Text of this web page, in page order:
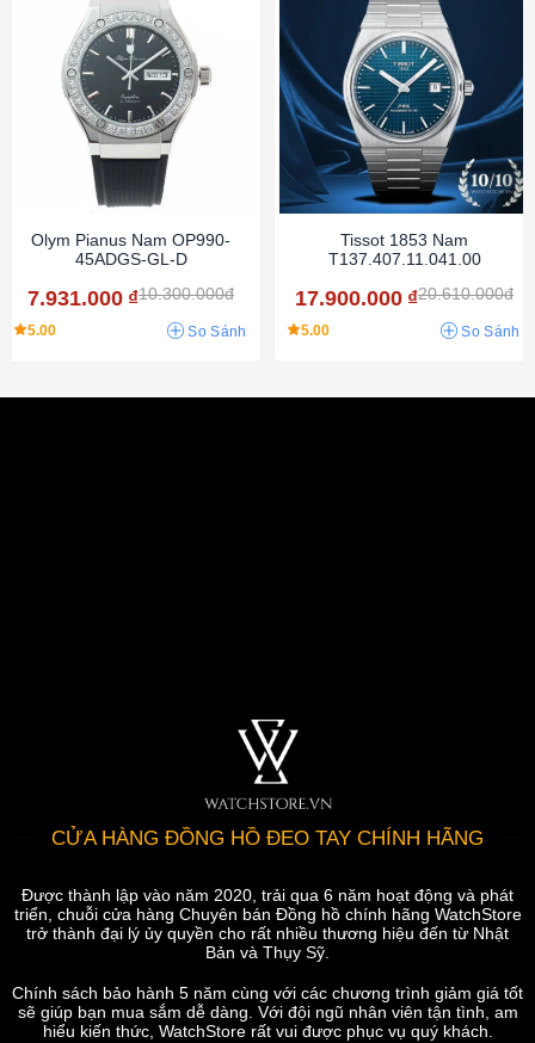
Olym Pianus Nam OP990-
45ADGS-GL-D
7.931.000 ₫10.300.000đ
5.00 So Sánh
Tissot 1853 Nam
T137.407.11.041.00
17.900.000 ₫20.610.000đ
5.00 So Sánh
CỬA HÀNG ĐỒNG HỒ ĐEO TAY CHÍNH HÃNG
Được thành lập vào năm 2020, trải qua 6 năm hoạt động và phát
triển, chuỗi cửa hàng Chuyên bán Đồng hồ chính hãng WatchStore
trở thành đại lý ủy quyền cho rất nhiều thương hiệu đến từ Nhật
Bản và Thụy Sỹ.
Chính sách bảo hành 5 năm cùng với các chương trình giảm giá tốt
sẽ giúp bạn mua sắm dễ dàng. Với đội ngũ nhân viên tận tình, am
hiểu kiến thức, WatchStore rất vui được phục vụ quý khách.